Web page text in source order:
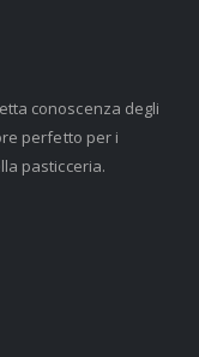
conoscenza degli
perfetto per i
pasticceria.